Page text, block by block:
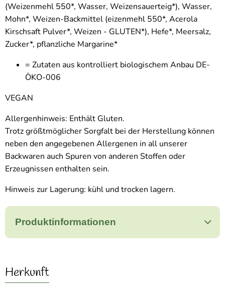
(Weizenmehl 550*, Wasser, Weizensauerteig*), Wasser,
Mohn*, Weizen-Backmittel (eizenmehl 550*, Acerola
Kirschsaft Pulver*, Weizen - GLUTEN*), Hefe*, Meersalz,
Zucker*, pflanzliche Margarine*
= Zutaten aus kontrolliert biologischem Anbau DE-
ÖKO-006
VEGAN
Allergenhinweis: Enthält Gluten.
Trotz größtmöglicher Sorgfalt bei der Herstellung können
neben den angegebenen Allergenen in all unserer
Backwaren auch Spuren von anderen Stoffen oder
Erzeugnissen enthalten sein.
Hinweis zur Lagerung: kühl und trocken lagern.
Produktinformationen
Herkunft